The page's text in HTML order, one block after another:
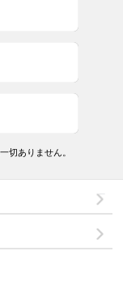
切ありません。